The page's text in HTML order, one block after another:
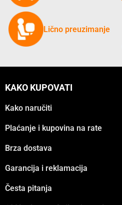
Lično preuzimanje
KAKO KUPOVATI
Kako naručiti
Plaćanje i kupovina na rate
Brza dostava
Garancija i reklamacija
Česta pitanja